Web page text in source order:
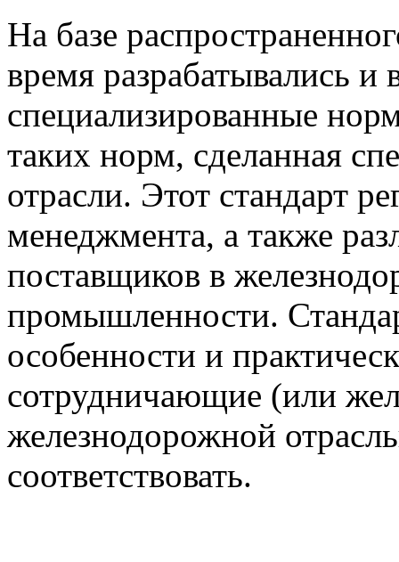
На базе
время разрабатывались и
специализированные
таких норм, сделанная
отрасли. Этот стандарт
менеджмента, а также
поставщиков в
промышленности.
особенности и
сотрудничающие (или
железнодорожной
соответствовать.